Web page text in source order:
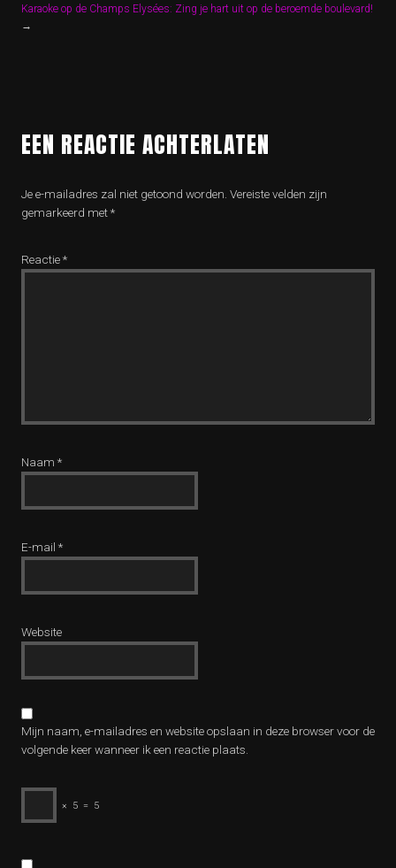
Karaoke op de Champs Elysées: Zing je hart uit op de beroemde boulevard!
→
EEN REACTIE ACHTERLATEN
Je e-mailadres zal niet getoond worden. Vereiste velden zijn
gemarkeerd met*
Reactie*
Naam *
E-mail *
Website
Mijn naam, e-mailadres en website opslaan in deze browser voor de
volgende keer wanneer ik een reactie plaats.
× 5 = 5